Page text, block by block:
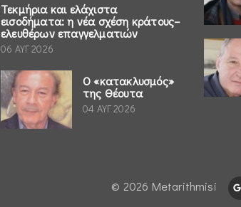
Τεκμήρια και ελάχιστα
εισοδήματα: η νέα σχέση κράτους–
ελευθέρων επαγγελματιών
06 ΑΥΓ 2026
Ο «κατακλυσμός»
της Θέουτα
04 ΑΥΓ 2026
© 2026 Μetarithmisi